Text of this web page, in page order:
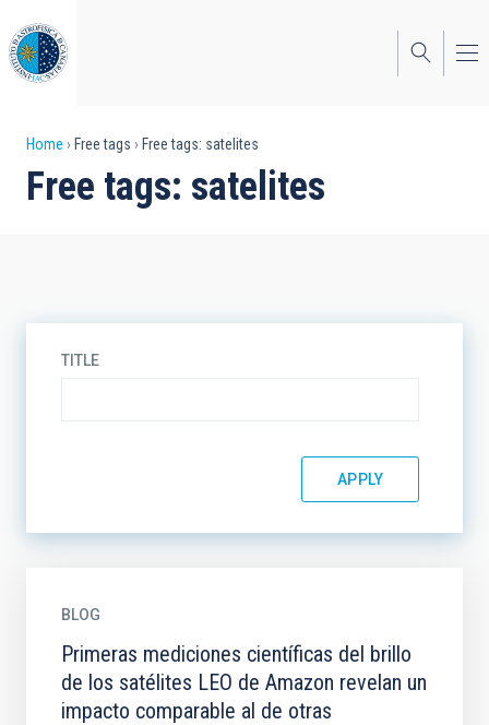
to
main
content
Breadcrumb
Home Free tags Free tags: satelites
Free tags: satelites
TITLE
BLOG
Primeras mediciones científicas del brillo
de los satélites LEO de Amazon revelan un
impacto comparable al de otras